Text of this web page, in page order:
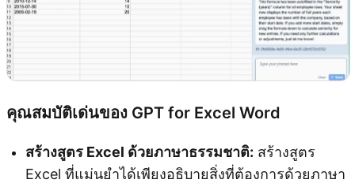
คุณสมบัติเด่นของ GPT for Excel Word
สร้างสูตร Excel ด้วยภาษาธรรมชาติ: สร้างสูตร
Excel ที่แม่นยำได้เพียงอธิบายสิ่งที่ต้องการด้วยภาษา